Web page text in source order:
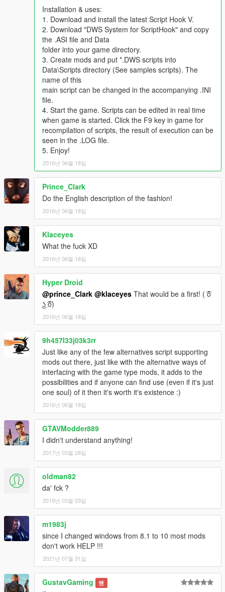
Установка:
Обновить версию ScriptHook V до последней. Распаковать
содержимое архива (dxinput8.dll, ScriptHookV.dll) в
директорию с игрой.
Поместить содержимое архива с данной модификацией в
корневую директорию с игрой.
Настройка и использование:
В папке Data находятся: файл конфигурации
DelphiWebScript.ini и директория Scripts со скриптами.
DelphiWebScript.iniсодержит два параметра:
- путь к скриптам, указывает системе где искать
файлы со скриптами.
RunScript- название основного (ведущего) скрипт файла,
которое будет запускать система, например Main.dws.
В директорииScripts(сюда помещаем файлы со
скриптами):
Hashes.dws- константы с хеш кодами, для определения
скриптовых функций в игре (полный список констант можно
посмотреть в оригинальном SDK).
Scripting.dws- скриптовые функции игры, полный список
функций см. в оригинальном SDK.
Test.dws, TurnSignals.dws
После редактирования всех скриптов, запускаем игру в
одиночном режиме. Если все сделано правильно, вы
увидите результат выполнения скрипта в игре, а
DelphiWebScript.log информацию о состоянии ваших
скриптов. По нажатию системной клавиши
перезагрузка и повторная компиляция ведущего скрипта,
указанного в параметре
RunScript
DelphiWebScript.ini
скрипты не завершая игру.
История версий (history):
0.12 - Добавлены примеры скриптов (Adding new sample
0.10 - Начальная версия, первый релиз (Initial version).
Благодарности (Special thanks):
I express thanks:
- Alexander Blade
- Brink, Danie (South Africa)
- Darling, Jeremy
- Egorov, Nikita (Russia)
- Fuchs, Manfred (Germany)
- Grange, Eric (France)
- Hariseno, Jagad (Hungary)
- Hernler, Hannes (Austria)
- Krenn, Willibald (Austria)
- Lind, Martin (Denmark)
- Listac, John
- Luleich, Andreas (Germany)
- Rheinheimer, Danilo Luiz (Brazil)
- Ronzano, Juan Luis (Portugal)
- Tosik
- Waldenburg, Martin (Germany)
Installation & uses:
1. Download and install the latest Script Hook V.
2. Download "DWS System for ScriptHook" and copy
the .ASI file and Data
folder into your game directory.
3. Create mods and put *.DWS scripts into
Data\Scripts directory (See samples scripts). The
name of this
main script can be changed in the accompanying .INI
file.
4. Start the game. Scripts can be edited in real time
when game is started. Click the F9 key in game for
recompilation of scripts, the result of execution can be
seen in the .LOG file.
5. Enjoy!
2016년 06월 18일
Prince_Clark
Do the English description of the fashion!
2016년 06월 18일
Klaceyes
What the fuck XD
2016년 06월 18일
Hyper Droid
@prince_Clark @klaceyes That would be a first! ( ͡ō
͜ʖ ͡ō)
2016년 06월 18일
9h457l33j03k3rr
Just like any of the few alternatives script supporting
mods out there, just like with the alternative ways of
interfacing with the game type mods, it adds to the
possibilities and if anyone can find use (even if it's just
one soul) of it then it's worth it's existence :)
2016년 06월 18일
GTAVModder889
I didn't understand anything!
2017년 03월 28일
oldman82
da' fck ?
2019년 03월 03일
m1983j
since I changed windows from 8.1 to 10 most mods
don't work HELP !!!
2021년 07월 31일
GustavGaming 밴